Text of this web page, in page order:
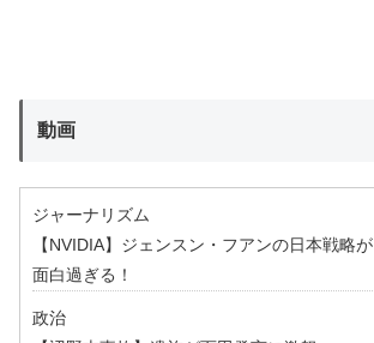
動画
ジャーナリズム
【NVIDIA】ジェンスン・フアンの日本戦略が
面白過ぎる！
政治